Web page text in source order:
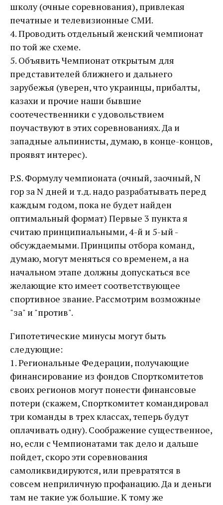
школу (очные соревнования), привлекая
печатные и телевизионные СМИ.
4. Проводить отдельный женский чемпионат
по той же схеме.
5. Объявить Чемпионат открытым для
представителей ближнего и дальнего
зарубежья (уверен, что украинцы, прибалты,
казахи и прочие наши бывшие
соотечественники с удовольствием
поучаствуют в этих соревнованиях. Да и
западные альпинисты, думаю, в конце-концов,
проявят интерес).
P.S. Формулу чемпионата (очный, заочный, N
гор за N дней и т.д. надо разрабатывать перед
каждым годом, пока не будет найден
оптимальный формат) Первые 3 пункта я
считаю принципиальными, 4-й и 5-ый -
обсуждаемыми. Принципы отбора команд,
думаю, могут меняться со временем, а на
начальном этапе должны допускаться все
желающие кто имеет соответствующее
спортивное звание. Рассмотрим возможные
"за" и "против".
Гипотетические минусы могут быть
следующие:
1. Региональные Федерации, получающие
финансирование из фондов Спорткомитетов
своих регионов могут понести финансовые
потери (скажем, Спорткомитет командировал
три команды в трех классах, теперь будут
оплачивать одну). Соображение существенное,
но, если с Чемпионатами так дело и дальше
пойдет, скоро эти соревнования
самоликвидируются, или превратятся в
совсем неприличную профанацию. Да и деньги
там не такие уж большие. К тому же